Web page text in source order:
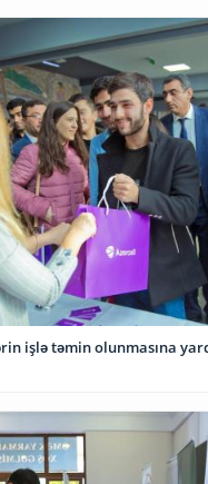
işlə təmin olunmasına